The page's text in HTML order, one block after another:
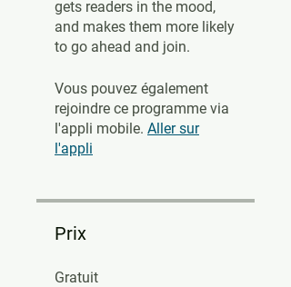
gets readers in the mood,
and makes them more likely
to go ahead and join.
Vous pouvez également
rejoindre ce programme via
l'appli mobile. Aller sur
l'appli
Prix
Gratuit